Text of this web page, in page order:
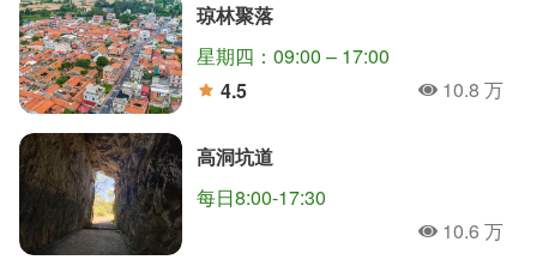
琼林聚落
星期四：09:00 – 17:00
4.5
人氣10.8 万
高洞坑道
每日8:00-17:30
人氣10.6 万